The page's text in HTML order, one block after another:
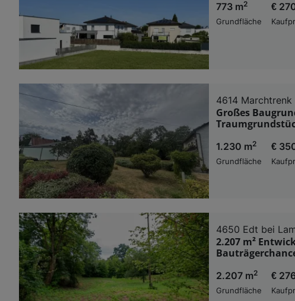
773 m2
Grundfläche
€
4614 Marchtrenk
Großes
1.230 m2
Grundfläche
€
4650 Edt bei
2.207 m²
2.207 m2
Grundfläche
€